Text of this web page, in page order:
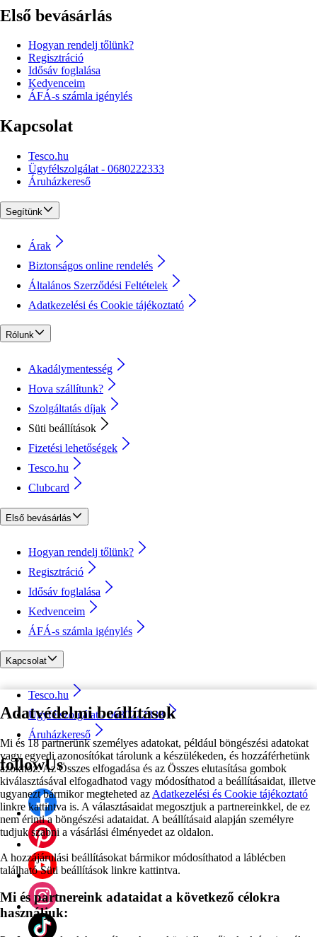
Adatvédelmi beállítások
Mi és 18 partnerünk személyes adatokat, például böngészési adatokat
vagy egyedi azonosítókat tárolunk a készülékeden, és hozzáférhetünk
azokhoz. Az Összes elfogadása és az Összes elutasítása gombok
kiválasztásával elfogadhatod vagy módosíthatod a beállításaidat, illetve
ugyanezt bármikor megteheted az Adatkezelési és Cookie tájékoztató
linkre kattintva is. A választásaidat megosztjuk a partnereinkkel, de ez
nem érinti a böngészési adataidat. A beállításaid alapján személyre
tudjuk szabni a vásárlási élményedet az oldalon.
A hozzájárulási beállításokat bármikor módosíthatod a láblécben
található Süti beállítások linkre kattintva.
Mi és partnereink adataidat a következő célokra
használjuk:
Első bevásárlás
Hogyan rendelj tőlünk?
Regisztráció
Idősáv foglalása
Kedvenceim
ÁFÁ-s számla igénylés
Kapcsolat
Tesco.hu
Ügyfélszolgálat - 0680222333
Áruházkereső
Segítünk
Árak
Biztonságos online rendelés
Általános Szerződési Feltételek
Adatkezelési és Cookie tájékoztató
Rólunk
Akadálymentesség
Hova szállítunk?
Szolgáltatás díjak
Süti beállítások
Fizetési lehetőségek
Tesco.hu
Clubcard
Első bevásárlás
Hogyan rendelj tőlünk?
Regisztráció
Idősáv foglalása
Kedvenceim
ÁFÁ-s számla igénylés
Kapcsolat
Tesco.hu
Ügyfélszolgálat - 0680222333
Áruházkereső
followUs